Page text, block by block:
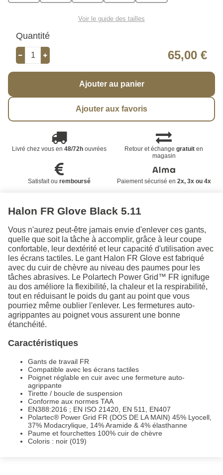
Voir le guide des tailles
Quantité
65,00 €
Ajouter au panier
Ajouter aux favoris
Livré chez vous en 48/72houvrées Retour et échangegratuit en
magasin
Satisfait ou remboursé Paiement sécurisé en 2x, 3x ou 4x
Halon FR Glove Black 5.11
Vous n'aurez peut-être jamais envie d'enlever ces gants,
quelle que soit la tâche à accomplir, grâce à leur coupe
confortable, leur dextérité et leur capacité d'utilisation avec
les écrans tactiles. Le gant Halon FR Glove est fabriqué
avec du cuir de chèvre au niveau des paumes pour les
tâches abrasives. Le Polartech Power Grid™ FR ignifuge
au dos améliore la flexibilité, la chaleur et la respirabilité,
tout en réduisant le poids du gant au point que vous
pourriez même oublier l'enlever. Les fermetures auto-
agrippantes au poignet vous assurent une bonne
étanchéité.
Caractéristiques
Gants de travail FR
Compatible avec les écrans tactiles
Poignet réglable en cuir avec une fermeture auto-
agrippante
Tirette / boucle de suspension
Conforme aux normes TAA
EN388:2016 ; EN ISO 21420, EN 511, EN407
Polartec® Power Grid FR (DOS DE LA MAIN) 45% Lyocell,
37% Modacrylique, 14% Aramide & 4% élasthanne
Paume et fourchettes 100% cuir de chèvre
Coloris : noir (019)